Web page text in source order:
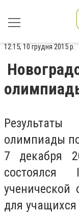
12:15, 10 грудня 2015 р.
олимпиады
7 декабря
состоялся
для